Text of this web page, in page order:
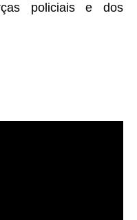
policiais e dos